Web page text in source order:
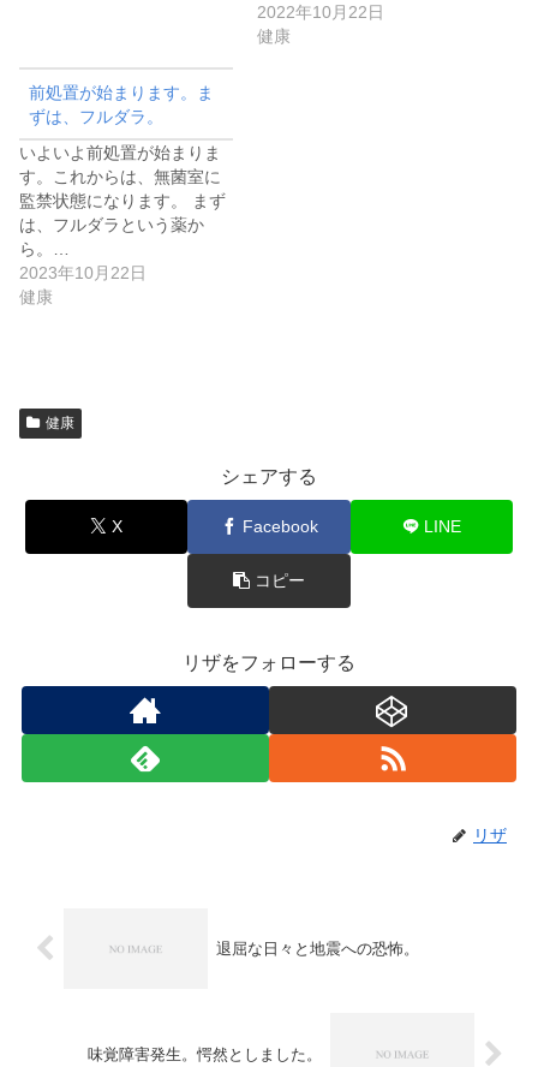
2022年10月22日
健康
前処置が始まります。ま
ずは、フルダラ。
いよいよ前処置が始まりま
す。これからは、無菌室に
監禁状態になります。 まず
は、フルダラという薬か
ら。…
2023年10月22日
健康
健康
シェアする
X Facebook LINE
コピー
リザをフォローする
リザ
退屈な日々と地震への恐怖。
味覚障害発生。愕然としました。